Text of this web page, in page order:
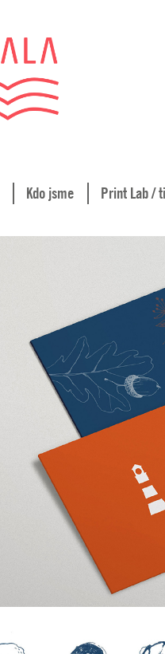
Kdo jsme Print Lab /